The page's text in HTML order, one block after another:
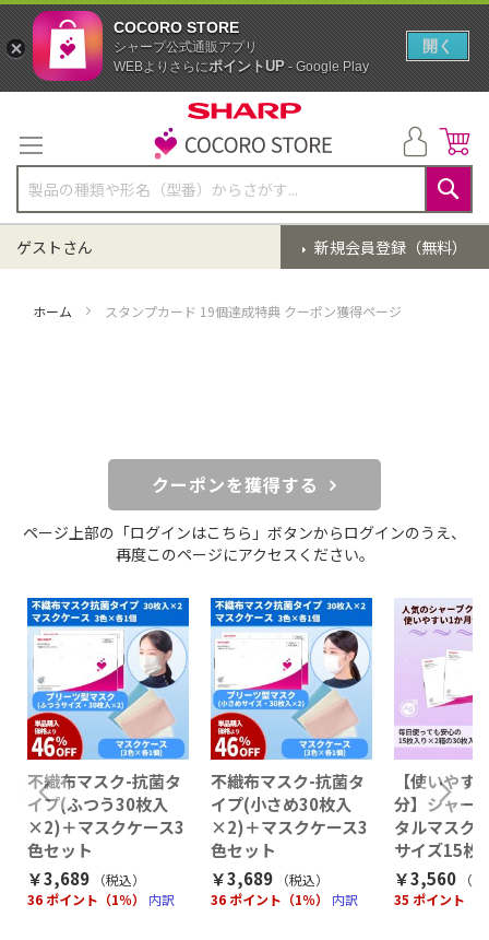
テ
ン
ツ
に
キ
検
索
新規会員登録（無料）
ゲストさん
ホーム スタンプカード 19個達成特典 クーポン獲得ページ
クーポンを獲得する
ページ上部の「ログインはこちら」ボタンからログインのうえ、
再度このページにアクセスください。
不織布マスク-抗菌タ
イプ(ふつう30枚入
×2)＋マスクケース3
色セット
￥3,689
（税込）
36 ポイント（1％）
内訳
不織布マスク-抗菌タ
イプ(小さめ30枚入
×2)＋マスクケース3
色セット
￥3,689
（税込）
36 ポイント（1％）
内訳
【使いやす
分】シャー
タルマスク
サイズ15枚
￥3,560
（
35 ポイント（1
COCORO STORE
シャープ公式通販アプリ
WEBよりさらにポイントUP- Google Play
開く